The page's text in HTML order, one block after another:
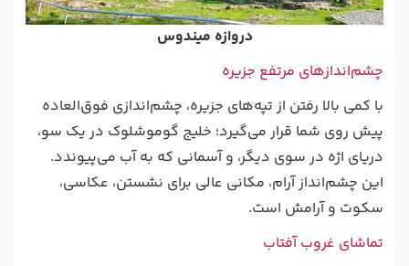
دروازه میندوس
چشم‌اندازهای مرتفع جزیره
با کمی بالا رفتن از تپه‌های جزیره، چشم‌اندازی فوق‌العاده
پیش روی شما قرار می‌گیرد؛ خلیج گوموشلوک در یک سو،
دریای اژه در سوی دیگر، و آسمانی که به آب می‌پیوندد.
این چشم‌انداز آرام، مکانی عالی برای نشستن، عکاسی،
سکوت و آرامش است.
تماشای غروب آفتاب